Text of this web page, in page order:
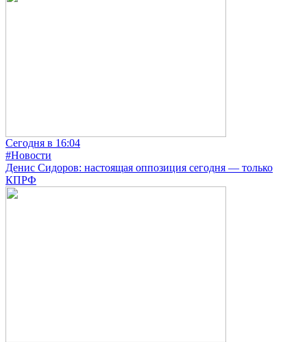
Сегодня в 16:04
#Новости
Денис Сидоров: настоящая оппозиция сегодня — только
КПРФ